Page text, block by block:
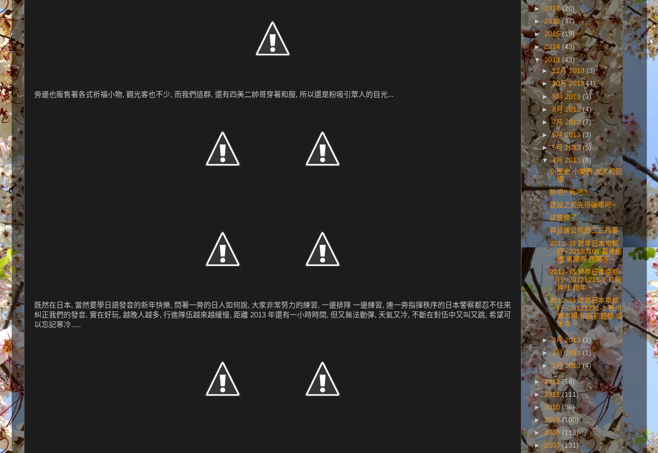
旁邊也販售著各式祈福小物, 觀光客也不少, 而我們這群, 還有四美二帥哥穿著和服, 所以還是粉吸引眾人的目光...
既然在日本, 當然要學日語發音的新年快樂, 問著一旁的日人如何說, 大家非常努力的練習, 一邊排隊 一邊練習, 連一旁指揮秩序的日本警察都忍不住來
糾正我們的發音, 實在好玩, 越晚人越多, 行進隊伍越來越緩慢, 距離 2013 年還有一小時時間, 但又無法動彈, 天氣又冷, 不斷在對伍中又叫又跳, 希望可
以忘記寒冷.....
►2017(20)
►2016(47)
► 2015(19)
►2014 (43)
▼2013 (43)
►12月 2013 (3)
►10月 2013(4)
►9月 2013 (3)
► 8月 2013(4)
►7月 2013(7)
►6月 2013(3)
►5月 2013(5)
▼4月 2013 (8)
小歷史 小東西 大大的回
憶
拆吧!! 拆吧!!
建設之前先得破壞阿~
該整修了
與貨運公司的二三鳥事
2012- I3 跨年日本京都
行 -20130101 最後巡
禮 東願寺 西願寺 ~
2012- I3 跨年日本京都
行 -20121231-2 八坂
神社 跨年 ~
2012- I3 跨年日本京都
行 -20121231-1 鴨川
錦市場 和服初體驗 清
水寺 ~
►3月 2013 (1)
►2月 2013 (1)
► 1月 2013(4)
► 2012(58)
►2011(111)
► 2010(96)
►2009(100)
►2008 (118)
► 2007 (131)